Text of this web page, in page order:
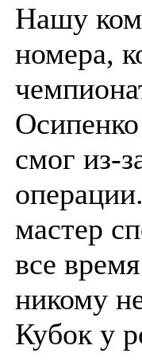
Нашу
номера,
смог из-
мастер
все
никому
Кубок у